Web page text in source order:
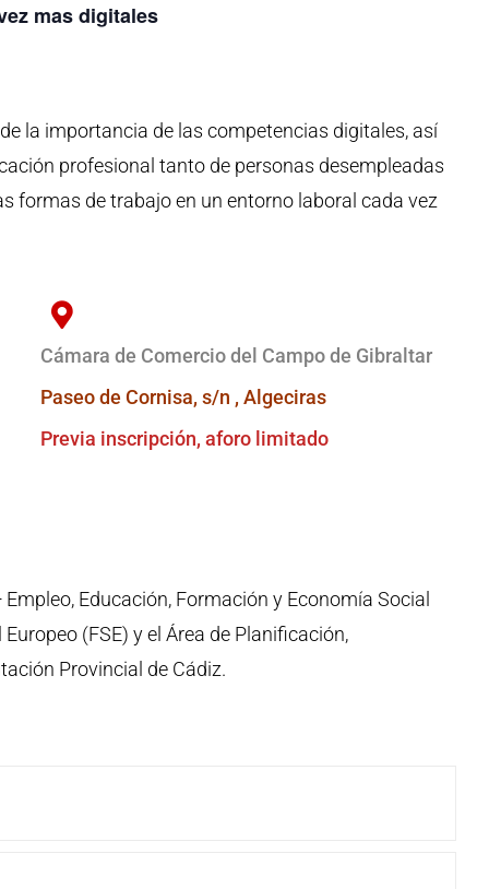
mas digitales
la importancia de las competencias digitales, así
profesional tanto de personas desempleadas
formas de trabajo en un entorno laboral cada vez
Cámara de Comercio del Campo de Gibraltar
Paseo de Cornisa, s/n , Algeciras
Previa inscripción, aforo limitado
Educación, Formación y Economía Social
(FSE) y el Área de Planificación,
Provincial de Cádiz.